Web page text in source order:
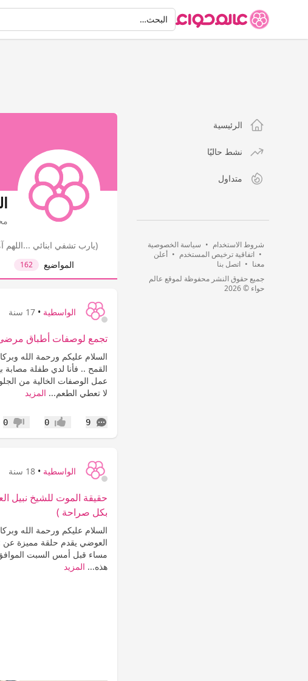
البحثالبحث…
الرئيسية
نشط حاليًا
متداول
شروط الاستخدام • سياسة الخصوصية
• اتفاقية ترخيص المستخدم • أعلن
معنا • اتصل بنا
جميع حقوق النشر محفوظة لموقع عالم
حواء © 2026
(يارب تشفي ابنائي
المواضيع
162
الواسطية • 17 سنة
تجمع لوصفات أطباق
السلام عليكم ورحمة الله
القمح .. فأنا لدي طفلة
عمل الوصفات الخالية من
لا تعطي الطعم... المزيد
9
التعليقات إعجاب0 عدم 0
الواسطية • 18 سنة
حقيقة الموت للشيخ نبيل
بكل صراحة )
السلام عليكم ورحمة الله
العوضي يقدم حلقة مميزة عن :
هذه... المزيد